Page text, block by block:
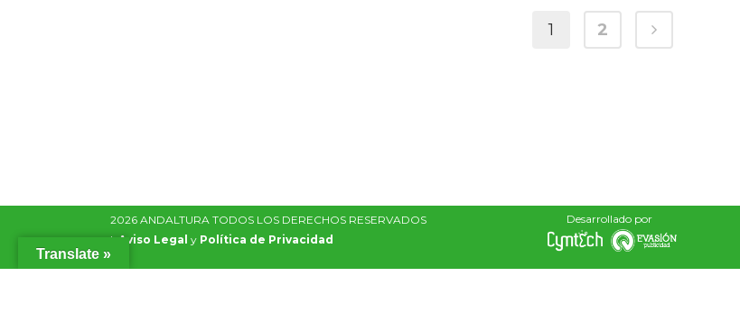
1 2
2026 ANDALTURA TODOS LOS DERECHOS RESERVADOS
|Aviso Legal y Política de Privacidad
Desarrollado por
Translate »